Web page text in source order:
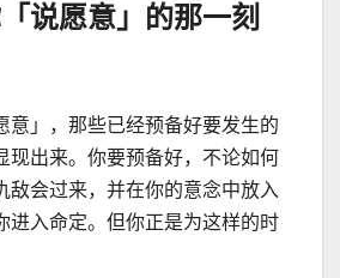
说愿意」的那一刻
意」，那些已经预备好要发生的
现出来。你要预备好，不论如何
敌会过来，并在你的意念中放入
进入命定。但你正是为这样的时